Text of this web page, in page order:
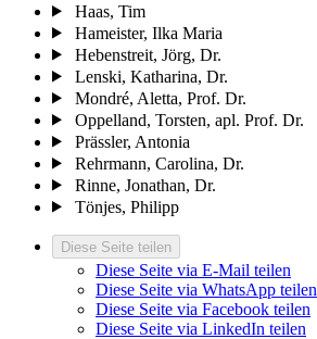
Haas, Tim
Hameister, Ilka Maria
Hebenstreit, Jörg, Dr.
Lenski, Katharina, Dr.
Mondré, Aletta, Prof. Dr.
Oppelland, Torsten, apl. Prof. Dr.
Prässler, Antonia
Rehrmann, Carolina, Dr.
Rinne, Jonathan, Dr.
Tönjes, Philipp
Diese Seite teilen
Diese Seite via E-Mail teilen
Diese Seite via WhatsApp teilen
Diese Seite via Facebook teilen
Diese Seite via LinkedIn teilen